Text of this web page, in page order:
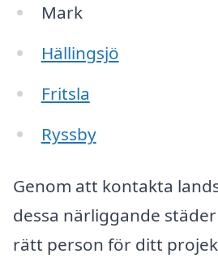
Mark
Hällingsjö
Fritsla
Ryssby
Genom att kontakta
dessa närliggande
rätt person för ditt